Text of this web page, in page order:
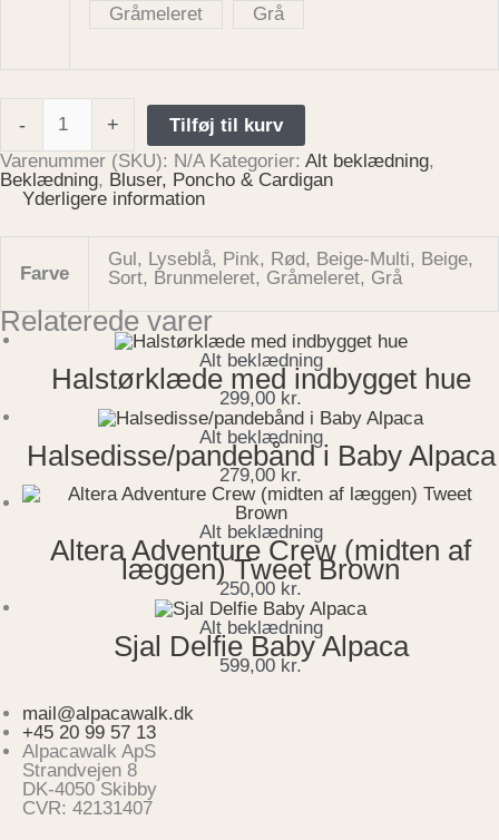
Gråmeleret
Grå
- +
Tilføj til kurv
Varenummer (SKU): N/A Kategorier: Alt beklædning,
Beklædning, Bluser, Poncho & Cardigan
Yderligere information
Farve
Gul, Lyseblå, Pink, Rød, Beige-Multi, Beige,
Sort, Brunmeleret, Gråmeleret, Grå
Relaterede varer
Alt beklædning
Halstørklæde med indbygget hue
299,00 kr.
Alt beklædning
Halsedisse/pandebånd i Baby Alpaca
279,00 kr.
Alt beklædning
Altera Adventure Crew (midten af
læggen) Tweet Brown
250,00 kr.
Alt beklædning
Sjal Delfie Baby Alpaca
599,00 kr.
mail@alpacawalk.dk
+45 20 99 57 13
Alpacawalk ApS
Strandvejen 8
DK-4050 Skibby
CVR: 42131407